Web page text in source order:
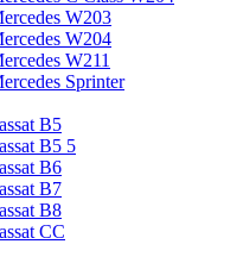
W203
W204
W211
Sprinter
B5
B5 5
B6
B7
B8
CC